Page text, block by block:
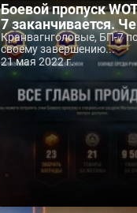
Боевой пропуск
7 заканчивается.
Кранвагнголовые, БП-7
своему завершению...
21 мая 2022 г.